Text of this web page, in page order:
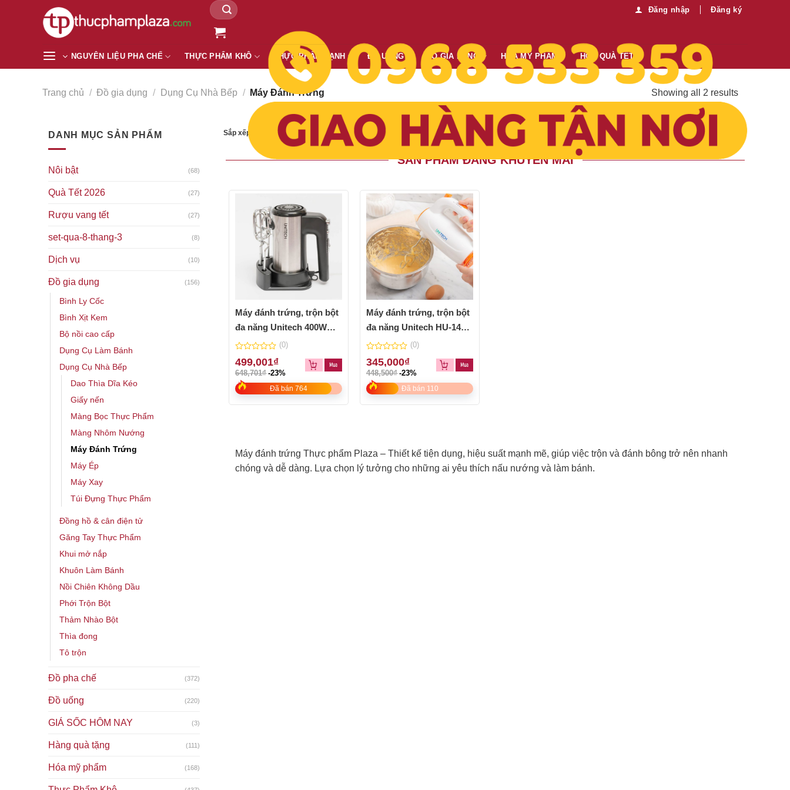
Tìm
kiếm:
Đăng nhập Đăng ký
NGUYÊN LIỆU PHA CHẾ THỰC PHẨM KHÔ THỰC PHẨM LẠNH ĐỒ UỐNG ĐỒ GIA DỤNG HÓA MỸ PHẨM HỘP QUÀ TẾT
Trang chủ / Đồ gia dụng / Dụng Cụ Nhà Bếp / Máy Đánh Trứng Showing all 2 results
DANH MỤC SẢN PHẨM
Nôi bật (68)
Quà Tết 2026 (27)
Rượu vang tết (27)
set-qua-8-thang-3 (8)
Dịch vụ (10)
Đồ gia dụng (156)
Bình Ly Cốc
Bình Xịt Kem
Bộ nồi cao cấp
Dụng Cụ Làm Bánh
Dụng Cụ Nhà Bếp
Dao Thìa Dĩa Kéo
Giấy nến
Màng Bọc Thực Phẩm
Màng Nhôm Nướng
Máy Đánh Trứng
Máy Ép
Máy Xay
Túi Đựng Thực Phẩm
Đồng hồ & cân điện tử
Găng Tay Thực Phẩm
Khui mở nắp
Khuôn Làm Bánh
Nồi Chiên Không Dầu
Phới Trộn Bột
Thảm Nhào Bột
Thìa đong
Tô trộn
Đồ pha chế (372)
Đồ uống (220)
GIÁ SỐC HÔM NAY (3)
Hàng quà tặng (111)
Hóa mỹ phẩm (168)
Sắp xếp theo: Giá giảm dần Giá tăng dần Mới nhất Cũ nhất
SẢN PHẨM ĐANG KHUYẾN MÃI
Máy đánh trứng, trộn bột
đa năng Unitech 400W
(vỏ inox)
0
out
of
5
(0)
499,001₫
648,701₫ -23%
Đã bán 764
Máy đánh trứng, trộn bột
đa năng Unitech HU-1411
(công suất 300W)
0
out
of
5
(0)
345,000₫
448,500₫ -23%
Đã bán 110
Máy đánh trứng Thực phẩm Plaza – Thiết kế tiện dụng, hiệu suất mạnh mẽ, giúp việc trộn và đánh bông trở nên nhanh
chóng và dễ dàng. Lựa chọn lý tưởng cho những ai yêu thích nấu nướng và làm bánh.